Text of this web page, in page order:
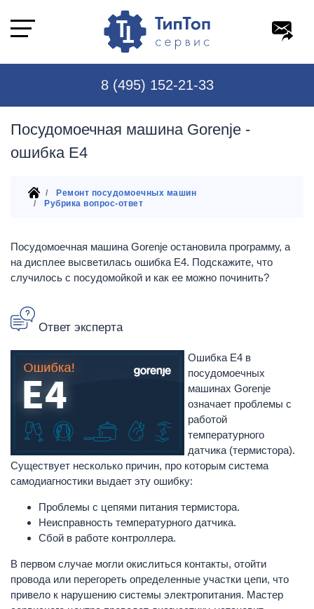
8 (495) 152-21-33
Посудомоечная машина Gorenje -
ошибка E4
Ремонт посудомоечных машин
Рубрика вопрос-ответ
Посудомоечная машина Gorenje остановила программу, а
на дисплее высветилась ошибка E4. Подскажите, что
случилось с посудомойкой и как ее можно починить?
Ответ эксперта
Ошибка E4 в
посудомоечных
машинах Gorenje
означает проблемы с
работой
температурного
датчика (термистора).
Существует несколько причин, про которым система
самодиагностики выдает эту ошибку:
Проблемы с цепями питания термистора.
Неисправность температурного датчика.
Сбой в работе контроллера.
В первом случае могли окислиться контакты, отойти
провода или перегореть определенные участки цепи, что
привело к нарушению системы электропитания. Мастер